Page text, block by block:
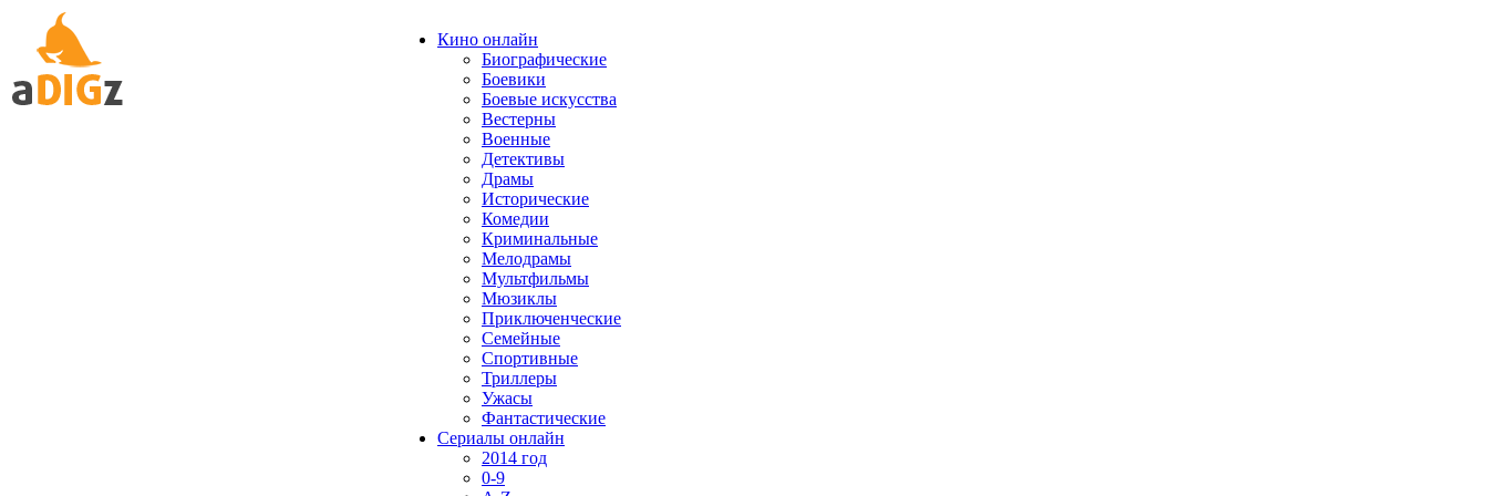
Кино онлайн
Биографические
Боевики
Боевые искусства
Вестерны
Военные
Детективы
Драмы
Исторические
Комедии
Криминальные
Мелодрамы
Мультфильмы
Мюзиклы
Приключенческие
Семейные
Спортивные
Триллеры
Ужасы
Фантастические
Сериалы онлайн
2014 год
0-9